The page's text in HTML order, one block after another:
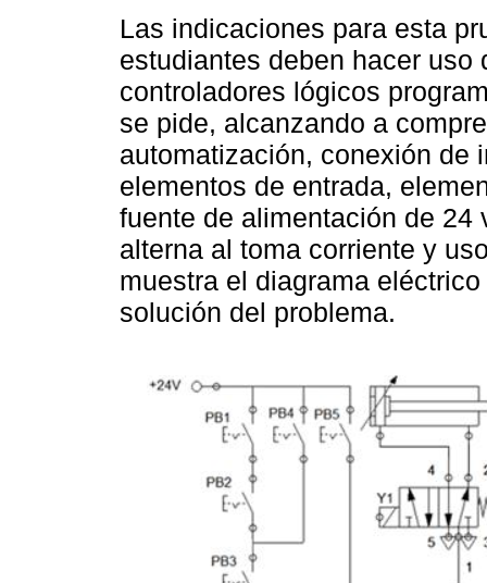
Las indicaciones para esta
estudiantes deben hacer uso
controladores lógicos
se pide, alcanzando a
automatización, conexión de
elementos de entrada,
fuente de alimentación de
alterna al toma corriente y
muestra el diagrama
solución del problema.